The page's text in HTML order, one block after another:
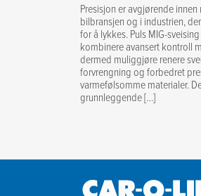
Presisjon er avgjørende
bilbransjen og i industrien,
for å lykkes. Puls MIG-
kombinere avansert kontroll
dermed muliggjøre renere
forvrengning og forbedret
varmefølsomme materialer.
grunnleggende […]